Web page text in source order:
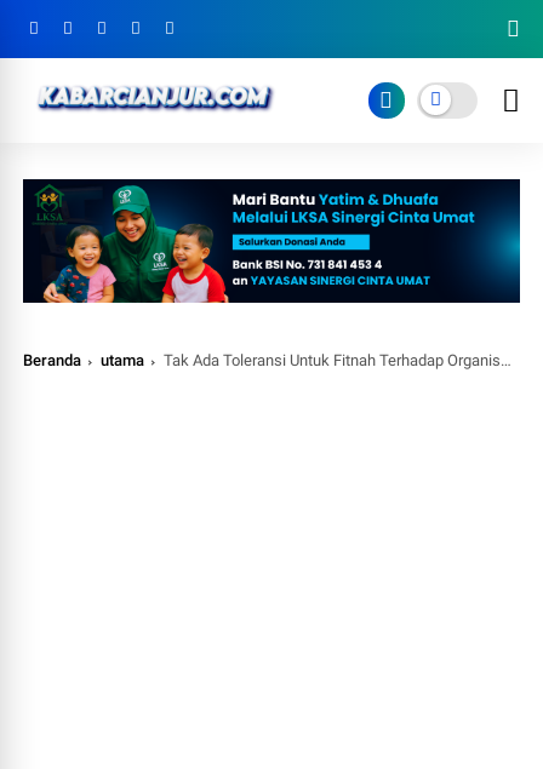
Beranda utama Tak Ada Toleransi Untuk Fitnah Terhadap Organisasi Profesi, PWI Siap Tempuh Jalur Hukum